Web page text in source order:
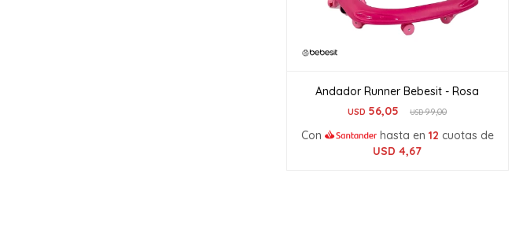
Andador Runner Bebesit - Rosa
USD 56,05 USD99,00
Con hasta en 12 cuotas de
USD 4,67